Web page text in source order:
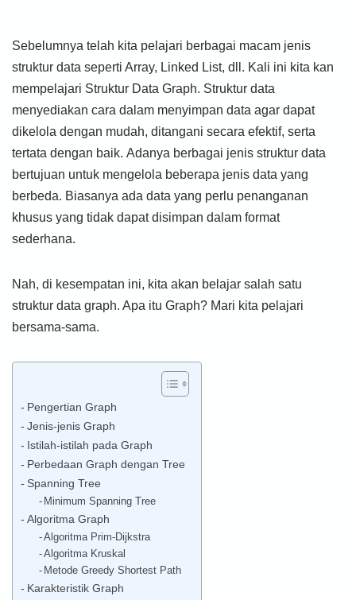
Sebelumnya telah kita pelajari berbagai macam jenis
struktur data seperti Array, Linked List, dll. Kali ini kita kan
mempelajari Struktur Data Graph. Struktur data
menyediakan cara dalam menyimpan data agar dapat
dikelola dengan mudah, ditangani secara efektif, serta
tertata dengan baik. Adanya berbagai jenis struktur data
bertujuan untuk mengelola beberapa jenis data yang
berbeda. Biasanya ada data yang perlu penanganan
khusus yang tidak dapat disimpan dalam format
sederhana.
Nah, di kesempatan ini, kita akan belajar salah satu
struktur data graph. Apa itu Graph? Mari kita pelajari
bersama-sama.
Pengertian Graph
Jenis-jenis Graph
Istilah-istilah pada Graph
Perbedaan Graph dengan Tree
Spanning Tree
Minimum Spanning Tree
Algoritma Graph
Algoritma Prim-Dijkstra
Algoritma Kruskal
Metode Greedy Shortest Path
Karakteristik Graph